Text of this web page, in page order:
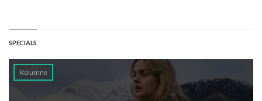
SPECIALS
Kolumne